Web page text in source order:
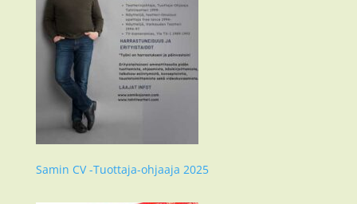
Samin CV -Tuottaja-ohjaaja 2025